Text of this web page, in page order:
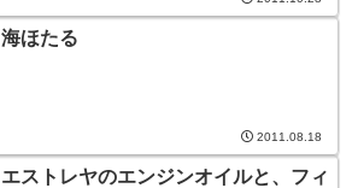
海ほたる
2011.08.18
エストレヤのエンジンオイルと、フィ